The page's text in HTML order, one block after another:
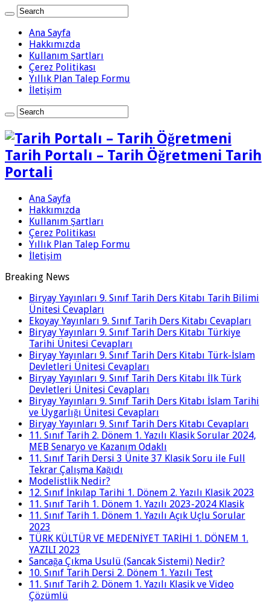
Ana Sayfa
Hakkımızda
Kullanım Şartları
Çerez Politikası
Yıllık Plan Talep Formu
İletişim
Tarih Portalı – Tarih Öğretmeni Tarih
Portali
Ana Sayfa
Hakkımızda
Kullanım Şartları
Çerez Politikası
Yıllık Plan Talep Formu
İletişim
Breaking News
Biryay Yayınları 9. Sınıf Tarih Ders Kitabı Tarih Bilimi
Ünitesi Cevapları
Ekoyay Yayınları 9. Sınıf Tarih Ders Kitabı Cevapları
Biryay Yayınları 9. Sınıf Tarih Ders Kitabı Türkiye
Tarihi Ünitesi Cevapları
Biryay Yayınları 9. Sınıf Tarih Ders Kitabı Türk-İslam
Devletleri Ünitesi Cevapları
Biryay Yayınları 9. Sınıf Tarih Ders Kitabı İlk Türk
Devletleri Ünitesi Cevapları
Biryay Yayınları 9. Sınıf Tarih Ders Kitabı İslam Tarihi
ve Uygarlığı Ünitesi Cevapları
Biryay Yayınları 9. Sınıf Tarih Ders Kitabı Cevapları
11. Sınıf Tarih 2. Dönem 1. Yazılı Klasik Sorular 2024,
MEB Senaryo ve Kazanım Odaklı
11. Sınıf Tarih Dersi 3 Ünite 37 Klasik Soru ile Full
Tekrar Çalışma Kağıdı
Modelistlik Nedir?
12. Sınıf İnkılap Tarihi 1. Dönem 2. Yazılı Klasik 2023
11. Sınıf Tarih 1. Dönem 1. Yazılı 2023-2024 Klasik
11. Sınıf Tarih 1. Dönem 1. Yazılı Açık Uçlu Sorular
2023
TÜRK KÜLTÜR VE MEDENİYET TARİHİ 1. DÖNEM 1.
YAZILI 2023
Sancağa Çıkma Usulü (Sancak Sistemi) Nedir?
10. Sınıf Tarih Dersi 2. Dönem 1. Yazılı Test
11. Sınıf Tarih 2. Dönem 1. Yazılı Klasik ve Video
Çözümlü